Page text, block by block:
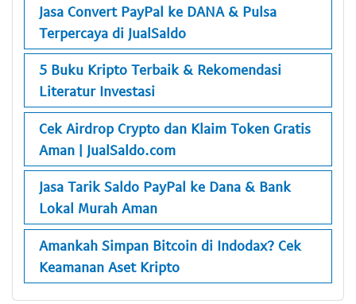
Jasa Convert PayPal ke DANA & Pulsa
Terpercaya di JualSaldo
5 Buku Kripto Terbaik & Rekomendasi
Literatur Investasi
Cek Airdrop Crypto dan Klaim Token Gratis
Aman | JualSaldo.com
Jasa Tarik Saldo PayPal ke Dana & Bank
Lokal Murah Aman
Amankah Simpan Bitcoin di Indodax? Cek
Keamanan Aset Kripto